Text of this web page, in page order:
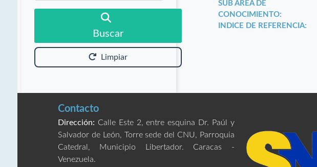
Buscar
Limpiar
SUB ÁREA DE
CONOCIMIENTO:
INDICE DE REFERENCIA:
Contacto
Dirección: Calle Este 2, entre esquina Dr. Paúl y
Salvador de León, Torre sede del CNU, Parroquia
Catedral, Municipio Libertador. Caracas -
Venezuela.